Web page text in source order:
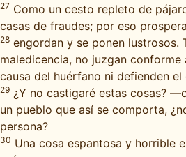
27 Como un cesto repleto de
casas de fraudes; por eso
28 engordan y se ponen lustrosos.
maledicencia, no juzgan
causa del huérfano ni defienden
29 ¿Y no castigaré estas cosas?
un pueblo que así se comporta,
persona?
30 Una cosa espantosa y horrible